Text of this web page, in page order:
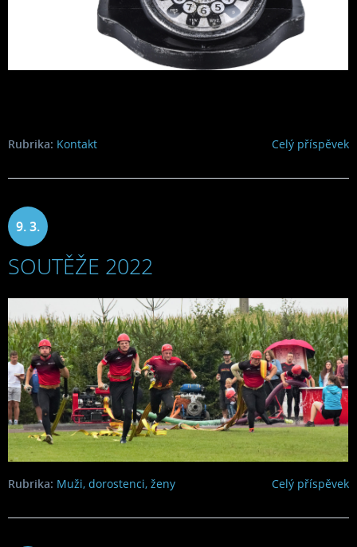
Celý příspěvek
Rubrika: Kontakt
9. 3.
2022
SOUTĚŽE 2022
Celý příspěvek
Rubrika: Muži, dorostenci, ženy